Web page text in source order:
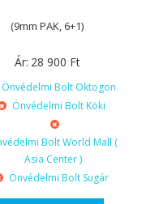
(9mm PAK, 6+1)
Ár: 28 900 Ft
Önvédelmi Bolt Oktogon
Önvédelmi Bolt Köki
Bolt World Mall (
Asia Center )
Önvédelmi Bolt Sugár